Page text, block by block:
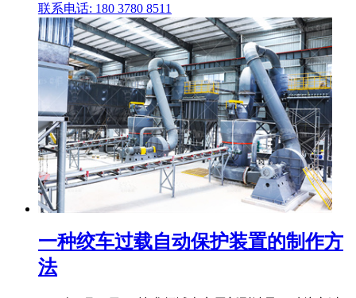
联系电话: 180 3780 8511
一种绞车过载自动保护装置的制作方
法